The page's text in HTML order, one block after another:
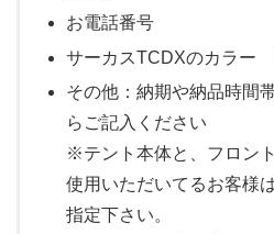
お電話番号
サーカスTCDXのカラー
その他：納期や納品時間
らご記入ください
※テント本体と、フロン
使用いただいてるお客様
指定下さい。